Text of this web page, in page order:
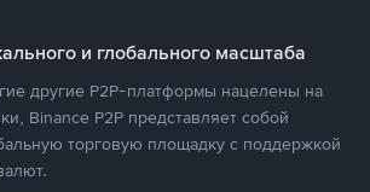
и глобального масштаба
другие P2P-платформы нацелены на
Binance P2P представляет собой
торговую площадку с поддержкой